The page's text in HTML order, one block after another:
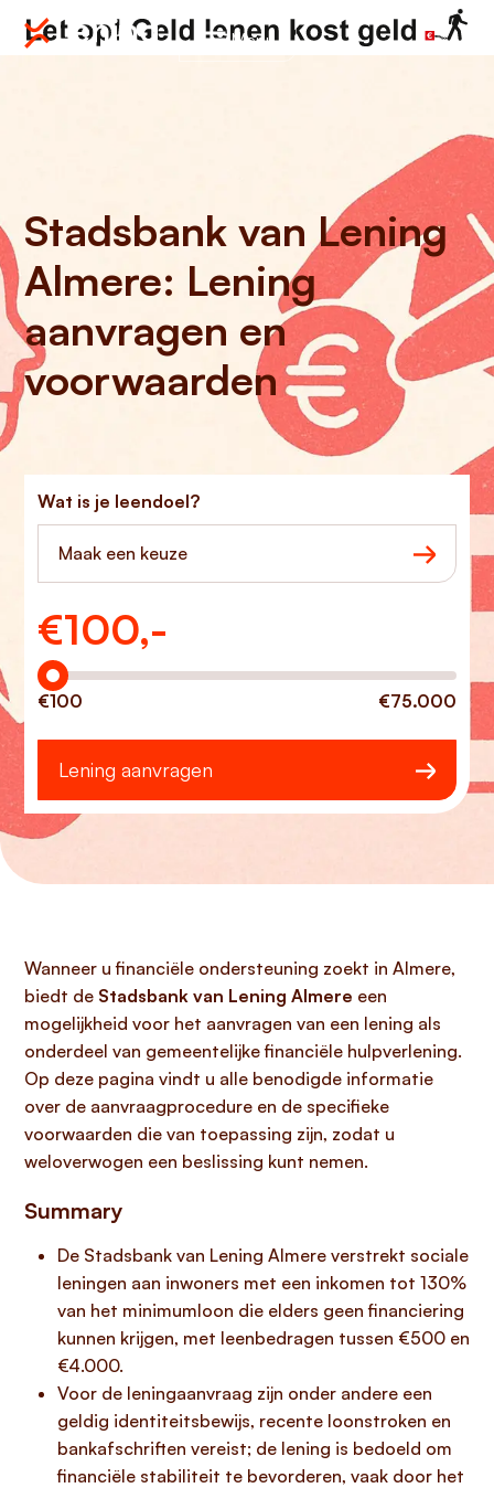
Menu
Stadsbank van Lening
Almere: Lening
aanvragen en
voorwaarden
Wat is je leendoel?
Maak een keuze
€100,-
Hoeveel wilt u lenen?
€100 €75.000
Lening aanvragen
Wanneer u financiële ondersteuning zoekt in Almere,
biedt de Stadsbank van Lening Almere een
mogelijkheid voor het aanvragen van een lening als
onderdeel van gemeentelijke financiële hulpverlening.
Op deze pagina vindt u alle benodigde informatie
over de aanvraagprocedure en de specifieke
voorwaarden die van toepassing zijn, zodat u
weloverwogen een beslissing kunt nemen.
Summary
De Stadsbank van Lening Almere verstrekt sociale
leningen aan inwoners met een inkomen tot 130%
van het minimumloon die elders geen financiering
kunnen krijgen, met leenbedragen tussen €500 en
€4.000.
Voor de leningaanvraag zijn onder andere een
geldig identiteitsbewijs, recente loonstroken en
bankafschriften vereist; de lening is bedoeld om
financiële stabiliteit te bevorderen, vaak door het